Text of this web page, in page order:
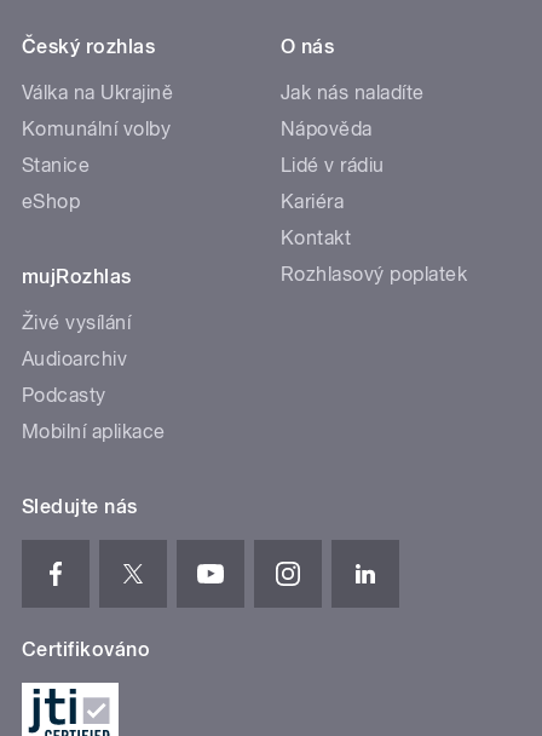
Český rozhlas
Válka na Ukrajině
Komunální volby
Stanice
eShop
mujRozhlas
Živé vysílání
Audioarchiv
Podcasty
Mobilní aplikace
O nás
Jak nás naladíte
Nápověda
Lidé v rádiu
Kariéra
Kontakt
Rozhlasový poplatek
Sledujte nás
Certifikováno